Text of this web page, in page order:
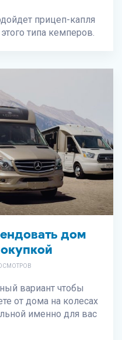
прицеп-капля
типа кемперов.
дом
вариант чтобы
от дома на колесах
именно для вас